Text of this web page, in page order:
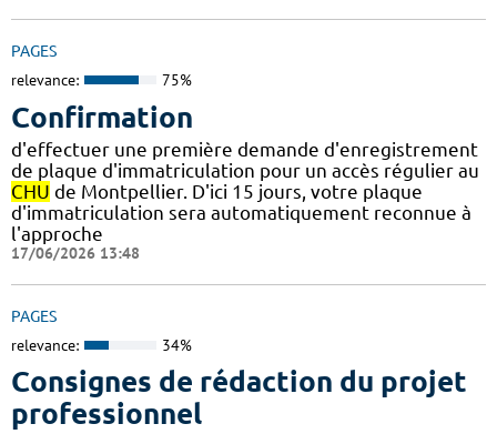
PAGES
relevance: 75%
Confirmation
d'effectuer une première demande d'enregistrement
de plaque d'immatriculation pour un accès régulier au
CHU de Montpellier. D'ici 15 jours, votre plaque
d'immatriculation sera automatiquement reconnue à
l'approche
17/06/2026 13:48
PAGES
relevance: 34%
Consignes de rédaction du projet
professionnel